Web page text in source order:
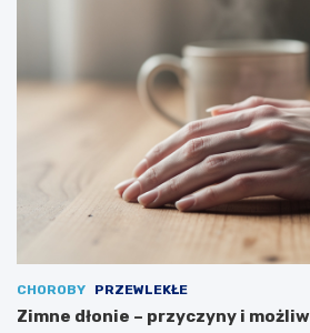
CHOROBY PRZEWLEKŁE
Zimne dłonie – przyczyny i